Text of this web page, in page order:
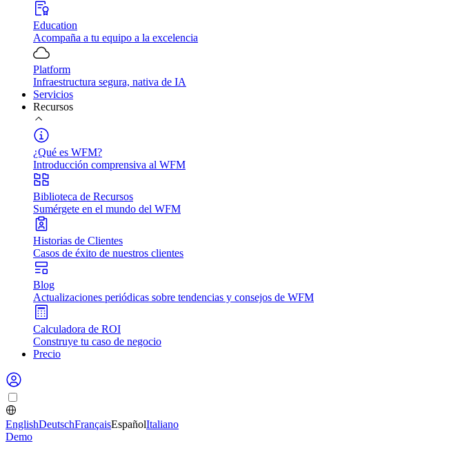
Education
Acompaña a tu equipo a la excelencia
Platform
Infraestructura segura, nativa de IA
Servicios
Recursos
¿Qué es WFM?
Introducción comprensiva al WFM
Biblioteca de Recursos
Sumérgete en el mundo del WFM
Historias de Clientes
Casos de éxito de nuestros clientes
Blog
Actualizaciones periódicas sobre tendencias y consejos de WFM
Calculadora de ROI
Construye tu caso de negocio
Precio
EnglishDeutschFrançaisEspañolItaliano
Demo